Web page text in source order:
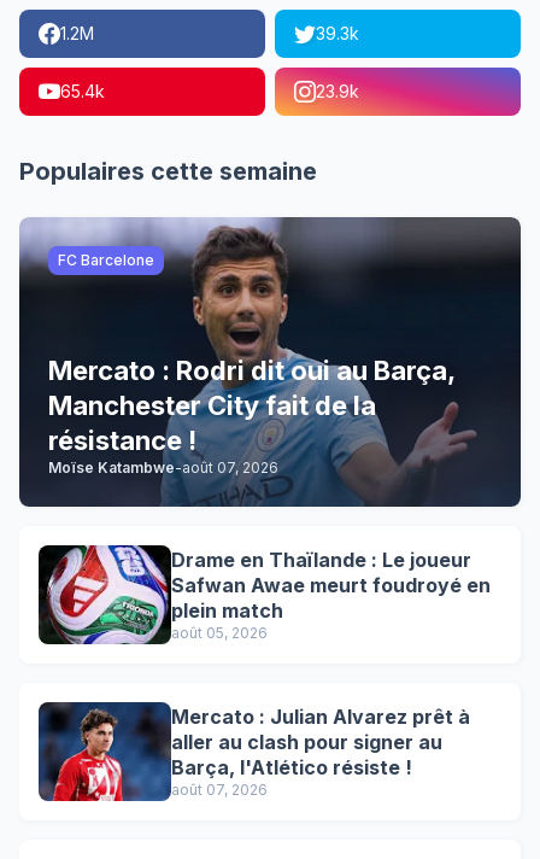
1.2M 39.3k
65.4k 23.9k
Populaires cette semaine
FC Barcelone
Mercato : Rodri dit oui au Barça,
Manchester City fait de la
résistance !
Moïse Katambwe-août 07, 2026
Drame en Thaïlande : Le joueur
Safwan Awae meurt foudroyé en
plein match
août 05, 2026
Mercato : Julian Alvarez prêt à
aller au clash pour signer au
Barça, l'Atlético résiste !
août 07, 2026